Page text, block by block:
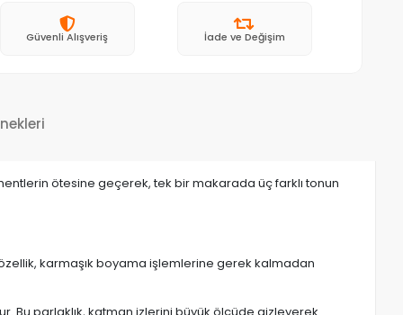
Güvenli Alışveriş İade ve Değişim
ötesine geçerek, tek bir makarada üç farklı tonun
özellik, karmaşık boyama işlemlerine gerek kalmadan